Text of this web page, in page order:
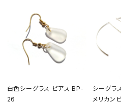
白色シーグラス ピアス BP-
26
シーグラ
メリカン